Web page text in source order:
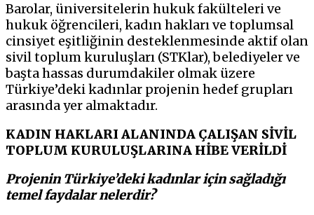
Barolar, üniversitelerin hukuk fakülteleri ve
hukuk öğrencileri, kadın hakları ve toplumsal
cinsiyet eşitliğinin desteklenmesinde aktif olan
sivil toplum kuruluşları (STKlar), belediyeler ve
başta hassas durumdakiler olmak üzere
Türkiye’deki kadınlar projenin hedef grupları
arasında yer almaktadır.
KADIN HAKLARI ALANINDA ÇALIŞAN SİVİL
TOPLUM KURULUŞLARINA HİBE VERİLDİ
Projenin Türkiye’deki kadınlar için sağladığı
temel faydalar nelerdir?